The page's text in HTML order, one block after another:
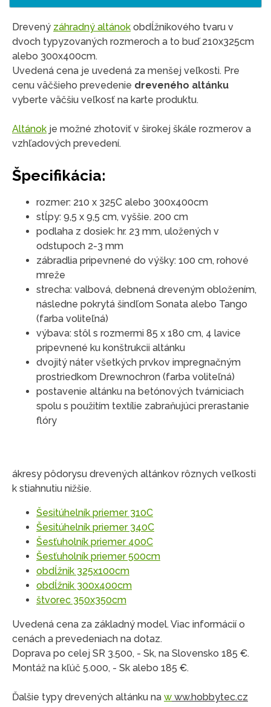
Drevený záhradný altánok obdĺžnikového tvaru v
dvoch typyzovaných rozmeroch a to buď 210x325cm
alebo 300x400cm.
Uvedená cena je uvedená za menšej veľkosti. Pre
cenu väčšieho prevedenie dreveného altánku
vyberte väčšiu veľkosť na karte produktu.
Altánok je možné zhotoviť v širokej škále rozmerov a
vzhľadových prevedení.
Špecifikácia:
rozmer: 210 x 325C alebo 300x400cm
stĺpy: 9,5 x 9,5 cm, vyššie. 200 cm
podlaha z dosiek: hr. 23 mm, uložených v
odstupoch 2-3 mm
zábradlia pripevnené do výšky: 100 cm, rohové
mreže
strecha: valbová, debnená dreveným obložením,
následne pokrytá šindľom Sonata alebo Tango
(farba voliteľná)
výbava: stôl s rozmermi 85 x 180 cm, 4 lavice
pripevnené ku konštrukcii altánku
dvojitý náter všetkých prvkov impregnačným
prostriedkom Drewnochron (farba voliteľná)
postavenie altánku na betónových tvárniciach
spolu s použitím textílie zabraňujúci prerastanie
flóry
ákresy pôdorysu drevených altánkov rôznych veľkosti
k stiahnutiu nižšie.
Šesitúhelník priemer 310C
Šesitúhelník priemer 340C
Šesťuholník priemer 400C
Šesťuholník priemer 500cm
obdĺžnik 325x100cm
obdĺžnik 300x400cm
štvorec 350x350cm
Uvedená cena za základný model. Viac informácií o
cenách a prevedeniach na dotaz.
Doprava po celej SR 3.500, - Sk, na Slovensko 185 €.
Montáž na kľúč 5.000, - Sk alebo 185 €.
Ďalšie typy drevených altánku na w ww.hobbytec.cz